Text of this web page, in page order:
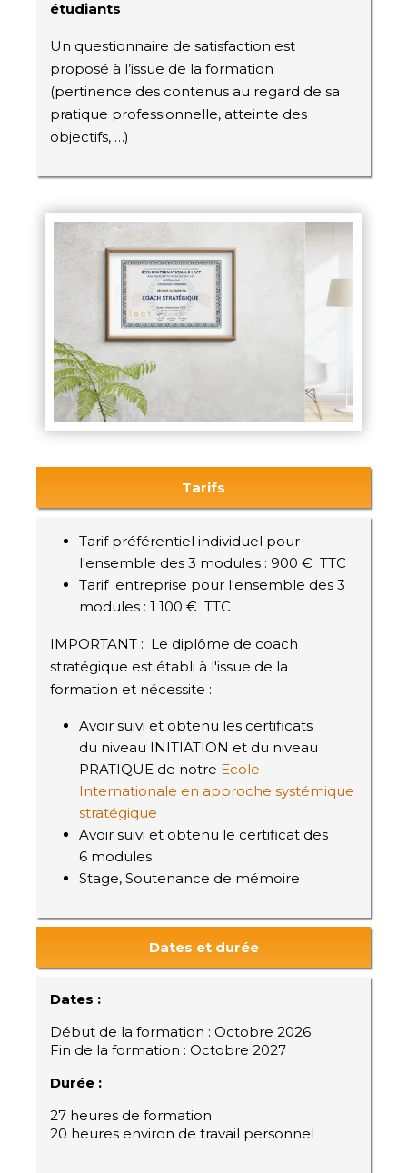
étudiants
Un questionnaire de satisfaction est
proposé à l’issue de la formation
(pertinence des contenus au regard de sa
pratique professionnelle, atteinte des
objectifs, …)
Tarifs
Tarif préférentiel individuel pour
l'ensemble des 3 modules : 900 € TTC
Tarif entreprise pour l'ensemble des 3
modules : 1 100 € TTC
IMPORTANT : Le diplôme de coach
stratégique est établi à l'issue de la
formation et nécessite :
Avoir suivi et obtenu les certificats
du niveau INITIATION et du niveau
PRATIQUE de notre Ecole
Internationale en approche systémique
stratégique
Avoir suivi et obtenu le certificat des
6 modules
Stage, Soutenance de mémoire
Dates et durée
Dates :
Début de la formation : Octobre 2026
Fin de la formation : Octobre 2027
Durée :
27 heures de formation
20 heures environ de travail personnel